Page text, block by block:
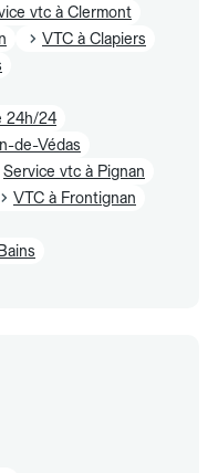
vtc à Clermont
VTC à Clapiers
24h/24
de-Védas
Service vtc à Pignan
VTC à Frontignan